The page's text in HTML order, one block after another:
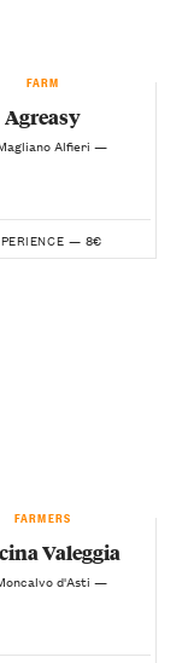
FARM
Agreasy
Alfieri —
— 8€
FARMERS
Valeggia
d'Asti —